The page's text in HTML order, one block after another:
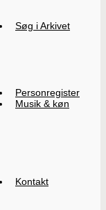
Søg i Arkivet
Personregister
Musik & køn
Kontakt